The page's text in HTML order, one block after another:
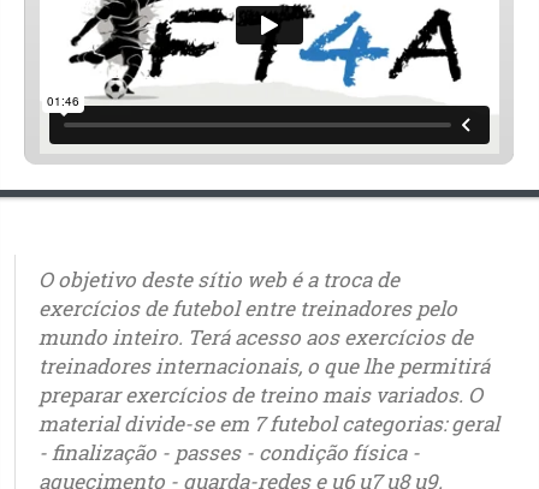
O objetivo deste sítio web é a troca de
exercícios de futebol entre treinadores pelo
mundo inteiro. Terá acesso aos exercícios de
treinadores internacionais, o que lhe permitirá
preparar exercícios de treino mais variados. O
material divide-se em 7 futebol categorias: geral
- finalização - passes - condição física -
aquecimento - guarda-redes e u6 u7 u8 u9.